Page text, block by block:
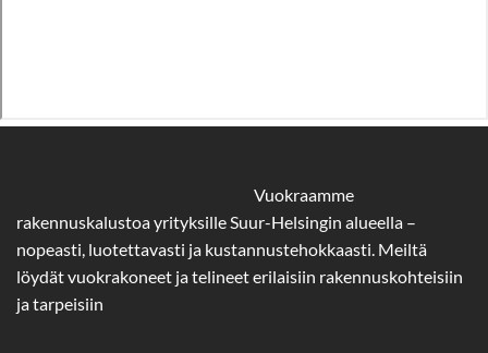
Vuokraamme
rakennuskalustoa yrityksille Suur-Helsingin alueella –
nopeasti, luotettavasti ja kustannustehokkaasti. Meiltä
löydät vuokrakoneet ja telineet erilaisiin rakennuskohteisiin
ja tarpeisiin